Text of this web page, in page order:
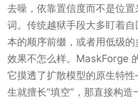
去噪，依靠置信度而不是位
词。传统越狱手段大多盯着
本的顺序前缀，或者用低级的
效果不怎么样。MaskForge
它摸透了扩散模型的原生特
生就擅长“填空”，那直接构造